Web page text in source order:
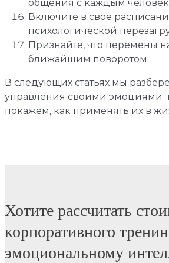
общения с каждым
Включите в свое
психологической
Признайте, что перемены
ближайшим поворотом.
В следующих статьях мы
управления своими эмоциями
покажем, как применять их в
Хотите рассчитать
корпоративного
эмоциональному